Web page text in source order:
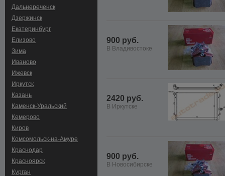
Дальнереченск
Дзержинск
Екатеринбург
Елизово
Зима
Иваново
Ижевск
Иркутск
Казань
Каменск-Уральский
Кемерово
Киров
Комсомольск-на-Амуре
Краснодар
Красноярск
Курган
900 руб.
В Владивостоке
2420 руб.
В Иркутске
900 руб.
В Новосибирске